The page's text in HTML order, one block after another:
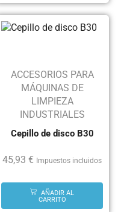
ACCESORIOS PARA
MÁQUINAS DE
LIMPIEZA
INDUSTRIALES
Cepillo de disco B30
45,93 € Impuestos incluidos
AÑADIR AL
CARRITO